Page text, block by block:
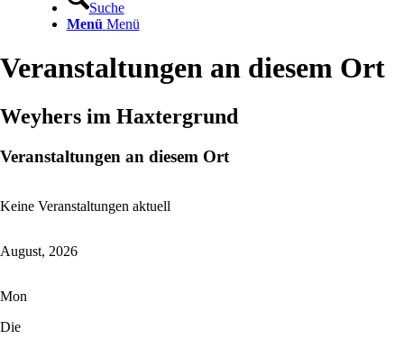
Suche
Menü Menü
Veranstaltungen an diesem Ort
Weyhers im Haxtergrund
Veranstaltungen an diesem Ort
Keine Veranstaltungen aktuell
August, 2026
Mon
Die